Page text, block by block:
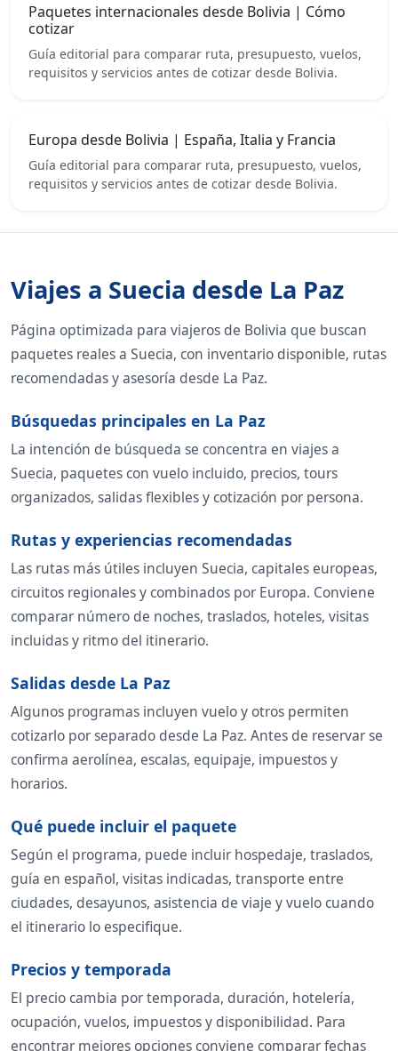
Paquetes internacionales desde Bolivia | Cómo
cotizar
Guía editorial para comparar ruta, presupuesto, vuelos,
requisitos y servicios antes de cotizar desde Bolivia.
Europa desde Bolivia | España, Italia y Francia
Guía editorial para comparar ruta, presupuesto, vuelos,
requisitos y servicios antes de cotizar desde Bolivia.
Viajes a Suecia desde La Paz
Página optimizada para viajeros de Bolivia que buscan
paquetes reales a Suecia, con inventario disponible, rutas
recomendadas y asesoría desde La Paz.
Búsquedas principales en La Paz
La intención de búsqueda se concentra en viajes a
Suecia, paquetes con vuelo incluido, precios, tours
organizados, salidas flexibles y cotización por persona.
Rutas y experiencias recomendadas
Las rutas más útiles incluyen Suecia, capitales europeas,
circuitos regionales y combinados por Europa. Conviene
comparar número de noches, traslados, hoteles, visitas
incluidas y ritmo del itinerario.
Salidas desde La Paz
Algunos programas incluyen vuelo y otros permiten
cotizarlo por separado desde La Paz. Antes de reservar se
confirma aerolínea, escalas, equipaje, impuestos y
horarios.
Qué puede incluir el paquete
Según el programa, puede incluir hospedaje, traslados,
guía en español, visitas indicadas, transporte entre
ciudades, desayunos, asistencia de viaje y vuelo cuando
el itinerario lo especifique.
Precios y temporada
El precio cambia por temporada, duración, hotelería,
ocupación, vuelos, impuestos y disponibilidad. Para
encontrar mejores opciones conviene comparar fechas